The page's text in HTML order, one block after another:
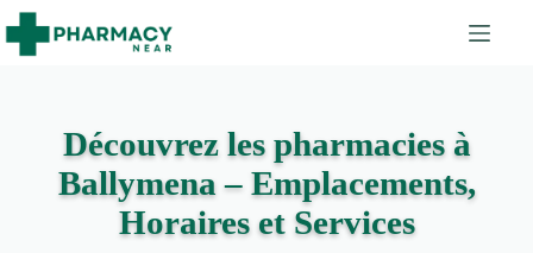
Découvrez les pharmacies à
Ballymena – Emplacements,
Horaires et Services